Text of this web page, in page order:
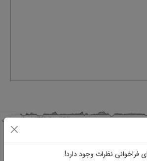
مشخصات
مشابه
فراخوانی نظرات وجود دارد!